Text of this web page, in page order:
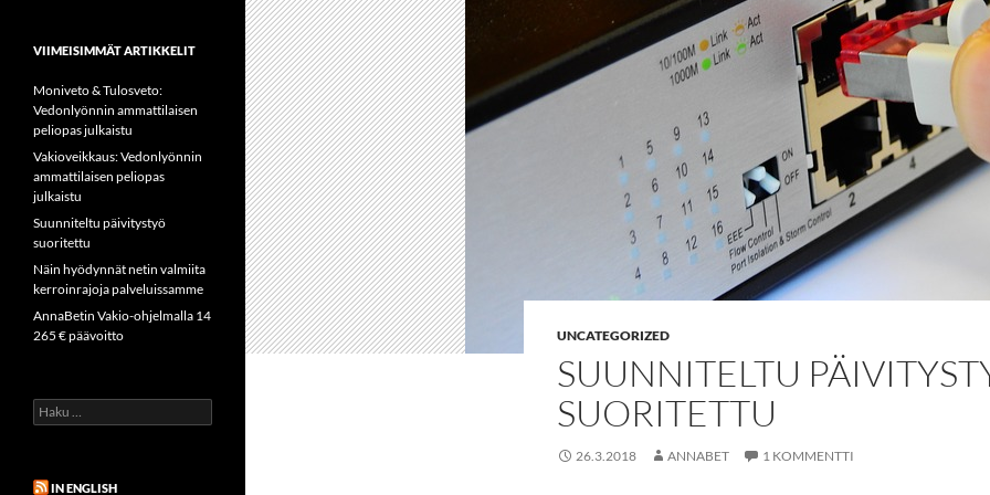
UNCATEGORIZED
SUUNNITELTU
SUORITETTU
26.3.2018 ANNABET 1 KOMMENTTI
VIIMEISIMMÄT ARTIKKELIT
Moniveto & Tulosveto:
Vedonlyönnin ammattilaisen
peliopas julkaistu
Vakioveikkaus: Vedonlyönnin
ammattilaisen peliopas
julkaistu
Suunniteltu päivitystyö
suoritettu
Näin hyödynnät netin valmiita
kerroinrajoja palveluissamme
AnnaBetin Vakio-ohjelmalla 14
265 € päävoitto
Haku:
IN ENGLISH